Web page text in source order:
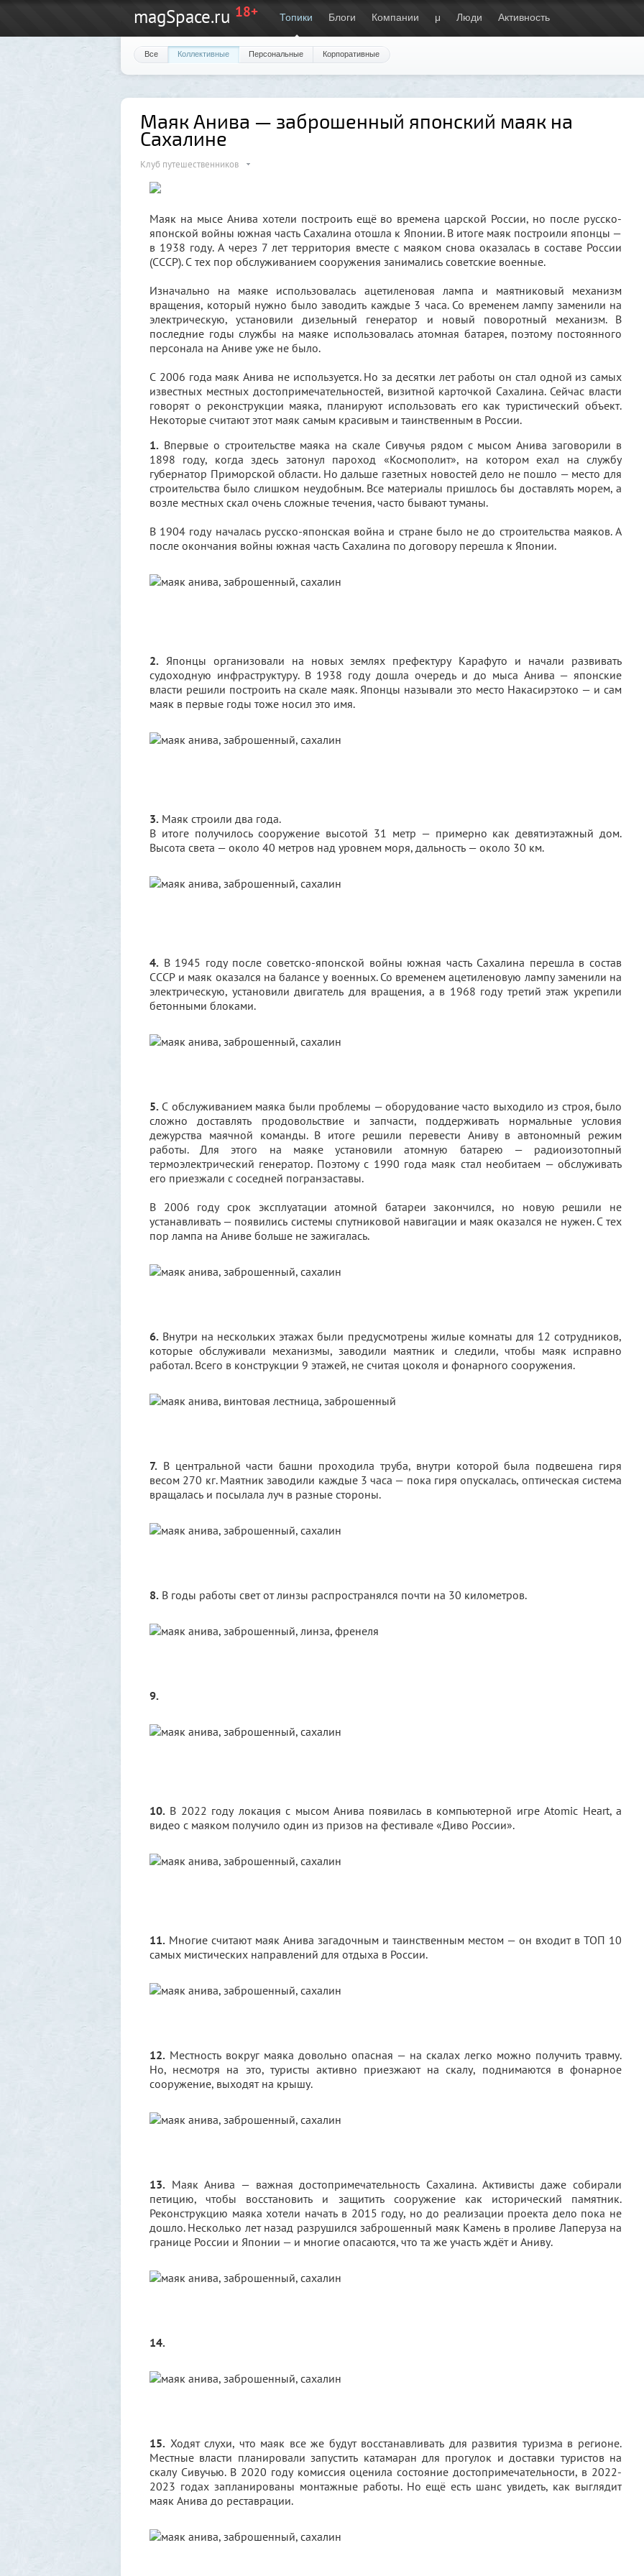
magSpace.ru 18+ Топики Блоги Компании μ Люди Активность
Все Коллективные Персональные Корпоративные
Маяк Анива — заброшенный японский маяк на
Сахалине
Клуб путешественников
Маяк на мысе Анива хотели построить ещё во времена царской России, но после русско-
японской войны южная часть Сахалина отошла к Японии. В итоге маяк построили японцы —
в 1938 году. А через 7 лет территория вместе с маяком снова оказалась в составе России
(СССР). С тех пор обслуживанием сооружения занимались советские военные.
Изначально на маяке использовалась ацетиленовая лампа и маятниковый механизм
вращения, который нужно было заводить каждые 3 часа. Со временем лампу заменили на
электрическую, установили дизельный генератор и новый поворотный механизм. В
последние годы службы на маяке использовалась атомная батарея, поэтому постоянного
персонала на Аниве уже не было.
С 2006 года маяк Анива не используется. Но за десятки лет работы он стал одной из самых
известных местных достопримечательностей, визитной карточкой Сахалина. Сейчас власти
говорят о реконструкции маяка, планируют использовать его как туристический объект.
Некоторые считают этот маяк самым красивым и таинственным в России.
1. Впервые о строительстве маяка на скале Сивучья рядом с мысом Анива заговорили в
1898 году, когда здесь затонул пароход «Космополит», на котором ехал на службу
губернатор Приморской области. Но дальше газетных новостей дело не пошло — место для
строительства было слишком неудобным. Все материалы пришлось бы доставлять морем, а
возле местных скал очень сложные течения, часто бывают туманы.
В 1904 году началась русско-японская война и стране было не до строительства маяков. А
после окончания войны южная часть Сахалина по договору перешла к Японии.
2. Японцы организовали на новых землях префектуру Карафуто и начали развивать
судоходную инфраструктуру. В 1938 году дошла очередь и до мыса Анива — японские
власти решили построить на скале маяк. Японцы называли это место Накасирэтоко — и сам
маяк в первые годы тоже носил это имя.
3. Маяк строили два года.
В итоге получилось сооружение высотой 31 метр — примерно как девятиэтажный дом.
Высота света — около 40 метров над уровнем моря, дальность — около 30 км.
4. В 1945 году после советско-японской войны южная часть Сахалина перешла в состав
СССР и маяк оказался на балансе у военных. Со временем ацетиленовую лампу заменили на
электрическую, установили двигатель для вращения, а в 1968 году третий этаж укрепили
бетонными блоками.
5. С обслуживанием маяка были проблемы — оборудование часто выходило из строя, было
сложно доставлять продовольствие и запчасти, поддерживать нормальные условия
дежурства маячной команды. В итоге решили перевести Аниву в автономный режим
работы. Для этого на маяке установили атомную батарею — радиоизотопный
термоэлектрический генератор. Поэтому с 1990 года маяк стал необитаем — обслуживать
его приезжали с соседней погранзаставы.
В 2006 году срок эксплуатации атомной батареи закончился, но новую решили не
устанавливать — появились системы спутниковой навигации и маяк оказался не нужен. С тех
пор лампа на Аниве больше не зажигалась.
6. Внутри на нескольких этажах были предусмотрены жилые комнаты для 12 сотрудников,
которые обслуживали механизмы, заводили маятник и следили, чтобы маяк исправно
работал. Всего в конструкции 9 этажей, не считая цоколя и фонарного сооружения.
7. В центральной части башни проходила труба, внутри которой была подвешена гиря
весом 270 кг. Маятник заводили каждые 3 часа — пока гиря опускалась, оптическая система
вращалась и посылала луч в разные стороны.
8. В годы работы свет от линзы распространялся почти на 30 километров.
9.
10. В 2022 году локация с мысом Анива появилась в компьютерной игре Atomic Heart, а
видео с маяком получило один из призов на фестивале «Диво России».
11. Многие считают маяк Анива загадочным и таинственным местом — он входит в ТОП 10
самых мистических направлений для отдыха в России.
12. Местность вокруг маяка довольно опасная — на скалах легко можно получить травму.
Но, несмотря на это, туристы активно приезжают на скалу, поднимаются в фонарное
сооружение, выходят на крышу.
13. Маяк Анива — важная достопримечательность Сахалина. Активисты даже собирали
петицию, чтобы восстановить и защитить сооружение как исторический памятник.
Реконструкцию маяка хотели начать в 2015 году, но до реализации проекта дело пока не
дошло. Несколько лет назад разрушился заброшенный маяк Камень в проливе Лаперуза на
границе России и Японии — и многие опасаются, что та же участь ждёт и Аниву.
14.
15. Ходят слухи, что маяк все же будут восстанавливать для развития туризма в регионе.
Местные власти планировали запустить катамаран для прогулок и доставки туристов на
скалу Сивучью. В 2020 году комиссия оценила состояние достопримечательности, в 2022-
2023 годах запланированы монтажные работы. Но ещё есть шанс увидеть, как выглядит
маяк Анива до реставрации.